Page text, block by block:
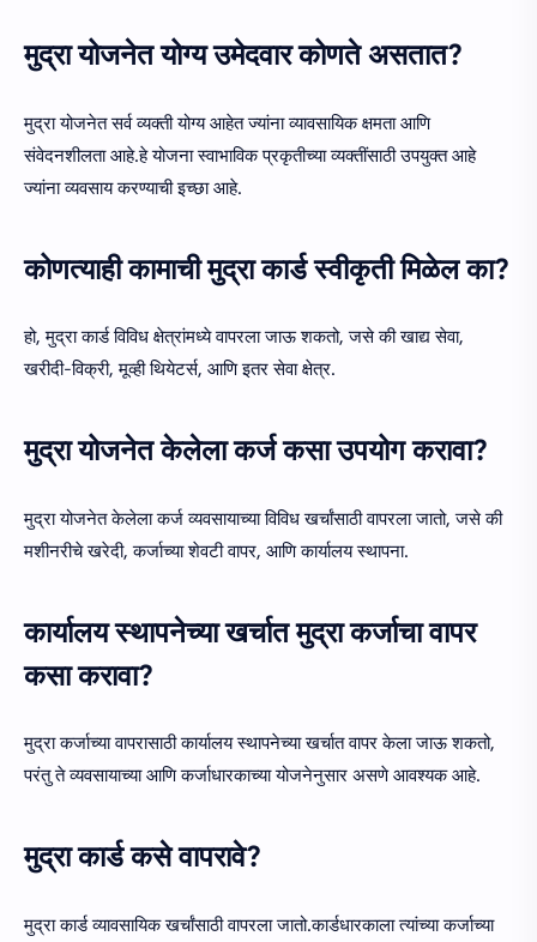
मुद्रा योजनेत योग्य उमेदवार कोणते असतात?
मुद्रा योजनेत सर्व व्यक्ती योग्य आहेत ज्यांना व्यावसायिक क्षमता आणि
संवेदनशीलता आहे.हे योजना स्वाभाविक प्रकृतीच्या व्यक्तींसाठी उपयुक्त आहे
ज्यांना व्यवसाय करण्याची इच्छा आहे.
कोणत्याही कामाची मुद्रा कार्ड स्वीकृती मिळेल का?
हो, मुद्रा कार्ड विविध क्षेत्रांमध्ये वापरला जाऊ शकतो, जसे की खाद्य सेवा,
खरीदी-विक्री, मूव्ही थियेटर्स, आणि इतर सेवा क्षेत्र.
मुद्रा योजनेत केलेला कर्ज कसा उपयोग करावा?
मुद्रा योजनेत केलेला कर्ज व्यवसायाच्या विविध खर्चांसाठी वापरला जातो, जसे की
मशीनरीचे खरेदी, कर्जाच्या शेवटी वापर, आणि कार्यालय स्थापना.
कार्यालय स्थापनेच्या खर्चात मुद्रा कर्जाचा वापर
कसा करावा?
मुद्रा कर्जाच्या वापरासाठी कार्यालय स्थापनेच्या खर्चात वापर केला जाऊ शकतो,
परंतु ते व्यवसायाच्या आणि कर्जाधारकाच्या योजनेनुसार असणे आवश्यक आहे.
मुद्रा कार्ड कसे वापरावे?
मुद्रा कार्ड व्यावसायिक खर्चांसाठी वापरला जातो.कार्डधारकाला त्यांच्या कर्जाच्या